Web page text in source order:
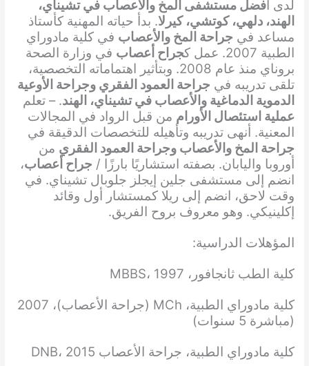
لدى أفضل مستشفى المخ والأعصاب في تشيناي،
الهند، دلهي، كوتشي، كيرلا. بدأ حياته المهنية كأستاذ
مساعد في جراحة المخ والأعصاب في كلية مادوراي
الطبية 2007. عمل ك
جراح أعصاب في وزارة الصحة
بروناي منذ عام 2008. وبتأثير اهتماماته التخصصية،
تلقى تدريبه في جراحة العمود الفقري وجراحة الأوعية
الدموية الدماغية والأعصاب في تشيناي، الهند. – تعلم
عملية استئصال الأورام من قبل الرواد في المجالات
المعنية. أنهى تدريبه وتأهيله للتخصصات الدقيقة في
جراحة المخ والأعصاب وجراحة العمود الفقري من
أوروبا واليابان. بصفته استشاريًا بارزًا / جراح أعصاب،
انضم إلى مستشفى جلين إيجلز جلوبال تشيناي. في
وقت لاحق، انضم إلى ريلا كمستشار أول وقائد
إكلينيكي. وهو معروف بروح الفريق.
المؤهلات الدراسية:
كلية الطب ثانجافور، MBBS، 1997
كلية مادوراي الطبية، MCh (جراحة الأعصاب)، 2007
(مباشرة 5 سنوات)
كلية مادوراي الطبية، جراحة الأعصاب DNB، 2015